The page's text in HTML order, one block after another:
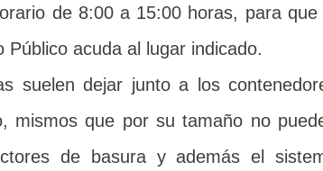
de 8:00 a 15:00 horas, para que
acuda al lugar indicado.
suelen dejar junto a los
mismos que por su tamaño no
de basura y además el